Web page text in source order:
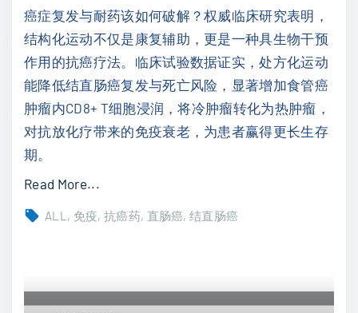
可
切
除
肝
癌
生
"
局
：
溶
瘤
病
毒
P
1
武
癌症复发与耐药该如何破解？权威临床研究表明，
结构化运动不仅是康复辅助，更是一种具生物干预
作用的抗癌疗法。临床试验数据证实，处方化运动
能降低结直肠癌复发与死亡风险，显著增加食管癌
肿瘤内CD8+ T细胞浸润，将冷肿瘤转化为热肿瘤，
对抗放化疗带来的免疫衰老，为患者赢得更长生存
期。
Read More..."
ALL 免疫 抗癌药 直肠癌 结直肠癌